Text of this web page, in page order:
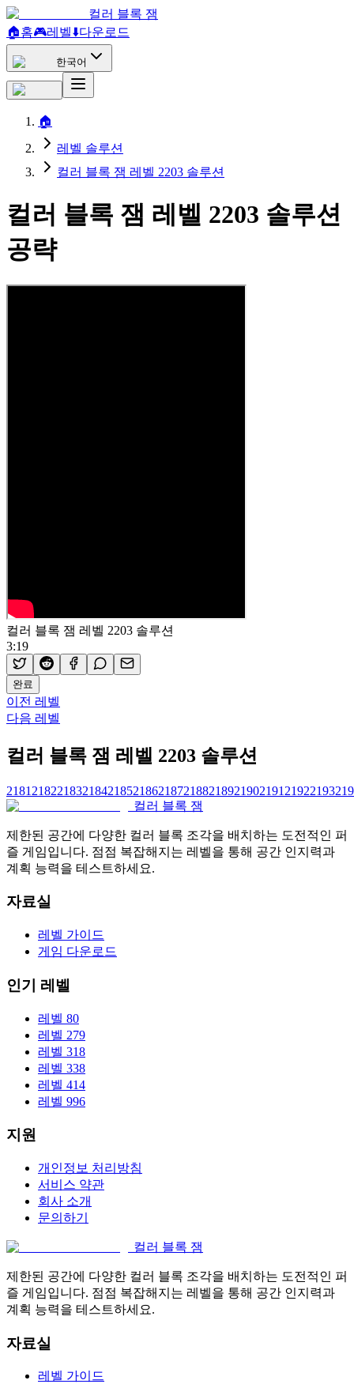
컬러 블록 잼
🏠홈🎮레벨⬇️다운로드
한국어
🏠
레벨 솔루션
컬러 블록 잼 레벨 2203 솔루션
컬러 블록 잼 레벨 2203 솔루션
공략
컬러 블록 잼 레벨 2203 솔루션
3:19
완료
이전 레벨
다음 레벨
컬러 블록 잼 레벨 2203 솔루션
2181 2182218321842185218621872188218921902191 21922193
컬러 블록 잼
제한된 공간에 다양한 컬러 블록 조각을 배치하는 도전적인 퍼
즐 게임입니다. 점점 복잡해지는 레벨을 통해 공간 인지력과
계획 능력을 테스트하세요.
자료실
레벨 가이드
게임 다운로드
인기 레벨
레벨 80
레벨 279
레벨 318
레벨 338
레벨 414
레벨 996
지원
개인정보 처리방침
서비스 약관
회사 소개
문의하기
컬러 블록 잼
제한된 공간에 다양한 컬러 블록 조각을 배치하는 도전적인 퍼
즐 게임입니다. 점점 복잡해지는 레벨을 통해 공간 인지력과
계획 능력을 테스트하세요.
자료실
레벨 가이드